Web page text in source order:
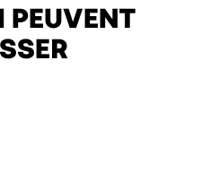
PEUVENT